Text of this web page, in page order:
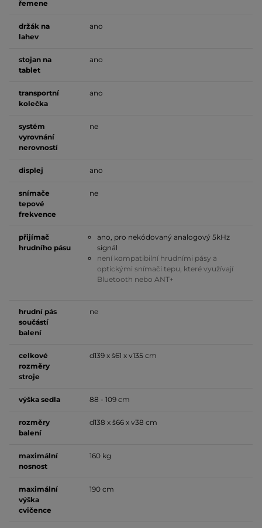
řemene
držák na
lahev
ano
stojan na
tablet
ano
transportní
kolečka
ano
systém
vyrovnání
nerovností
ne
displej ano
snímače
tepové
frekvence
ne
přijímač
hrudního pásu
ano, pro nekódovaný analogový 5kHz
signál
není kompatibilní hrudními pásy a
optickými snímači tepu, které využívají
Bluetooth nebo ANT+
hrudní pás
součástí
balení
ne
celkové
rozměry
stroje
d139 x š61 x v135 cm
výška sedla 88 - 109 cm
rozměry
balení
d138 x š66 x v38 cm
maximální
nosnost
160 kg
maximální
výška
cvičence
190 cm